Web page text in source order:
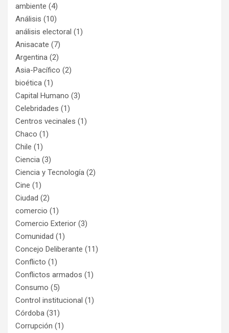
ambiente (4)
Análisis (10)
análisis electoral (1)
Anisacate (7)
Argentina (2)
Asia-Pacífico (2)
bioética (1)
Capital Humano (3)
Celebridades (1)
Centros vecinales (1)
Chaco (1)
Chile (1)
Ciencia (3)
Ciencia y Tecnología (2)
Cine (1)
Ciudad (2)
comercio (1)
Comercio Exterior (3)
Comunidad (1)
Concejo Deliberante (11)
Conflicto (1)
Conflictos armados (1)
Consumo (5)
Control institucional (1)
Córdoba (31)
Corrupción (1)